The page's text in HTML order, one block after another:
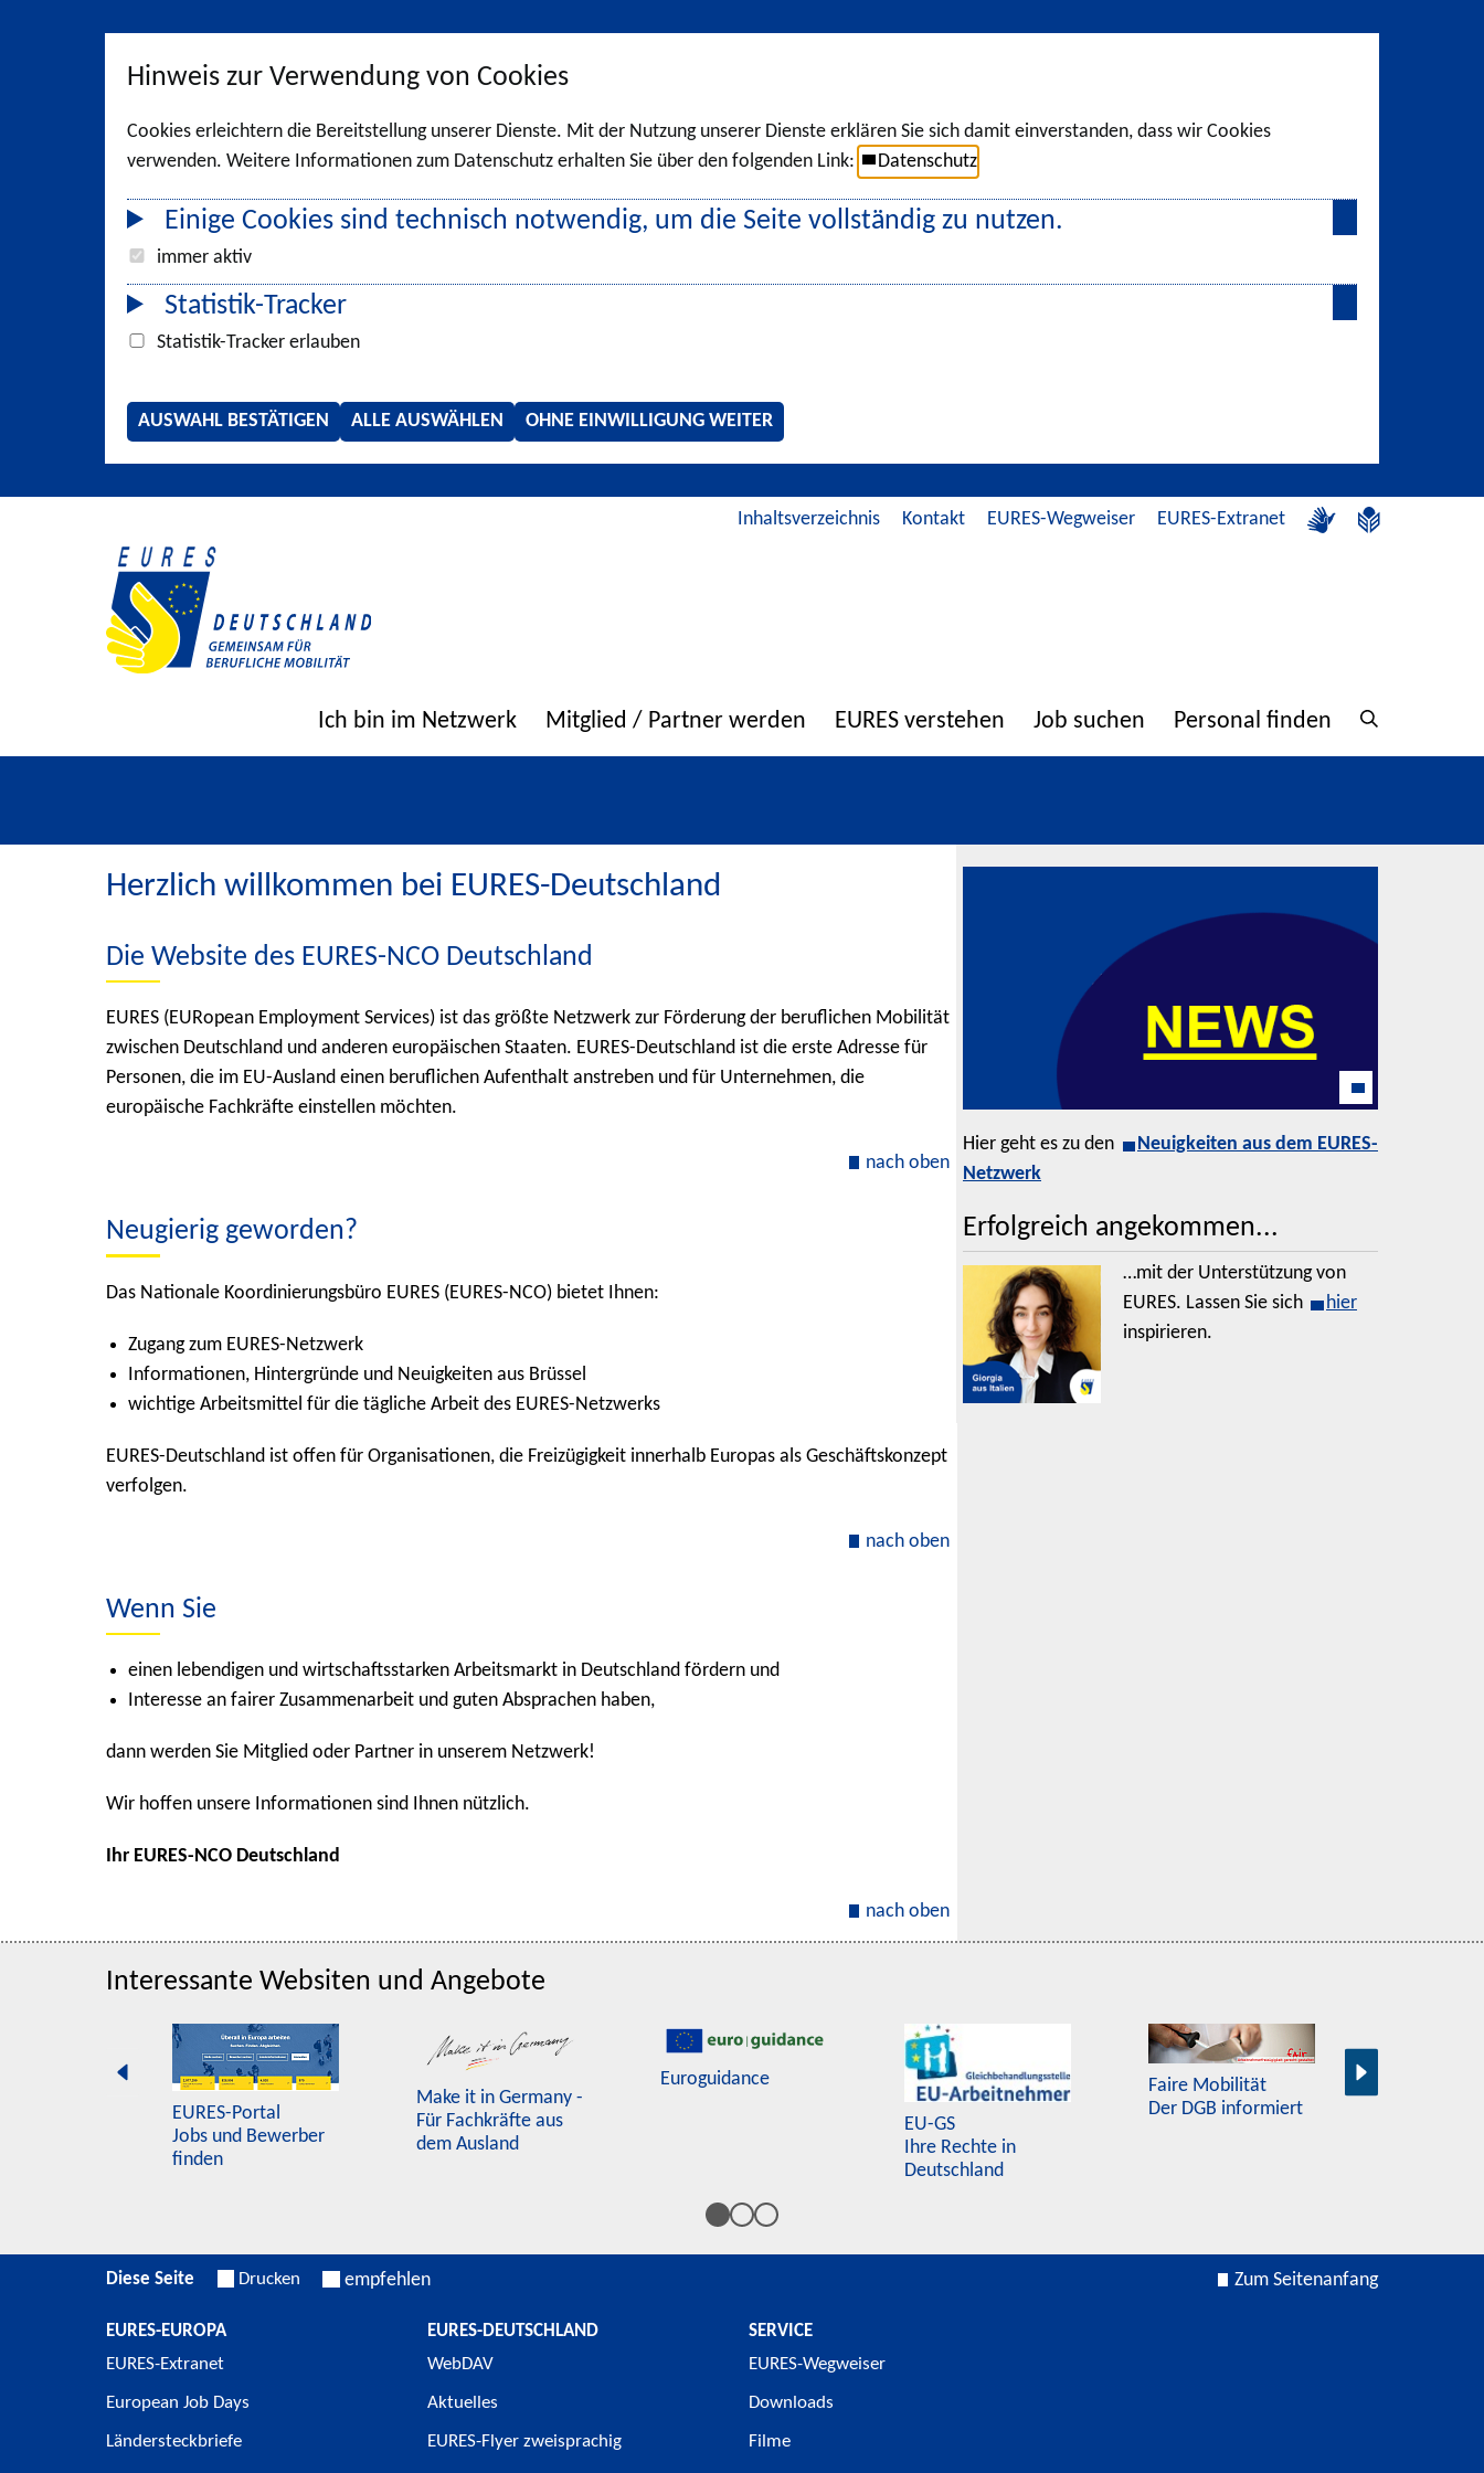
Hinweis zur Verwendung von Cookies
Cookies erleichtern die Bereitstellung unserer Dienste. Mit der Nutzung unserer Dienste erklären Sie sich damit einverstanden, dass wir Cookies
verwenden. Weitere Informationen zum Datenschutz erhalten Sie über den folgenden Link:
Datenschutz
Einige Cookies sind technisch notwendig, um die Seite vollständig zu nutzen.
immer aktiv
Statistik-Tracker
Statistik-Tracker erlauben
AUSWAHL BESTÄTIGEN ALLE AUSWÄHLEN OHNE EINWILLIGUNG WEITER
Inhaltsverzeichnis Kontakt EURES-Wegweiser EURES-Extranet
Ich bin im Netzwerk Mitglied / Partner werden EURES verstehen Job suchen Personal finden
Herzlich willkommen bei EURES-Deutschland
Die Website des EURES-NCO Deutschland
EURES (EURopean Employment Services) ist das größte Netzwerk zur Förderung der beruflichen Mobilität
zwischen Deutschland und anderen europäischen Staaten. EURES-Deutschland ist die erste Adresse für
Personen, die im EU-Ausland einen beruflichen Aufenthalt anstreben und für Unternehmen, die
europäische Fachkräfte einstellen möchten.
nach oben
Neugierig geworden?
Das Nationale Koordinierungsbüro EURES (EURES-NCO) bietet Ihnen:
Zugang zum EURES-Netzwerk
Informationen, Hintergründe und Neuigkeiten aus Brüssel
wichtige Arbeitsmittel für die tägliche Arbeit des EURES-Netzwerks
EURES-Deutschland ist offen für Organisationen, die Freizügigkeit innerhalb Europas als Geschäftskonzept
verfolgen.
nach oben
Wenn Sie
einen lebendigen und wirtschaftsstarken Arbeitsmarkt in Deutschland fördern und
Interesse an fairer Zusammenarbeit und guten Absprachen haben,
dann werden Sie Mitglied oder Partner in unserem Netzwerk!
Wir hoffen unsere Informationen sind Ihnen nützlich.
Ihr EURES-NCO Deutschland
nach oben
Hier geht es zu den
Neuigkeiten aus dem EURES-
Netzwerk
Erfolgreich angekommen...
…mit der Unterstützung von
EURES. Lassen Sie sich
hier
inspirieren.
Interessante Websiten und Angebote
EURES-Portal
Jobs und Bewerber
finden
Make it in Germany -
Für Fachkräfte aus
dem Ausland
Euroguidance
EU-GS
Ihre Rechte in
Deutschland
Faire Mobilität
Der DGB informiert
Diese Seite Drucken empfehlen Zum Seitenanfang
EURES-EUROPA
EURES-Extranet
European Job Days
Ländersteckbriefe
EURES-DEUTSCHLAND
WebDAV
Aktuelles
EURES-Flyer zweisprachig
SERVICE
EURES-Wegweiser
Downloads
Filme